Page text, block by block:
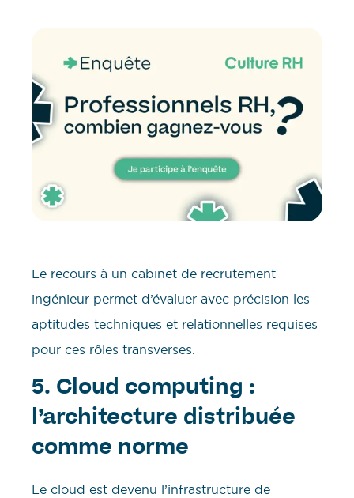
Le recours à un cabinet de recrutement
ingénieur permet d’évaluer avec précision les
aptitudes techniques et relationnelles requises
pour ces rôles transverses.
5. Cloud computing :
l’architecture distribuée
comme norme
Le cloud est devenu l’infrastructure de